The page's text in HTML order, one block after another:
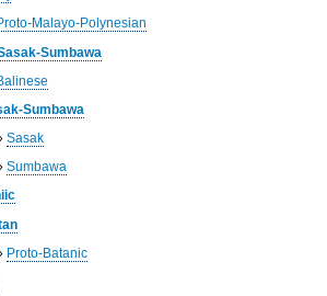
Malayo-Polynesian
Sumbawa
Sumbawa
Sasak
Sumbawa
Proto-Batanic